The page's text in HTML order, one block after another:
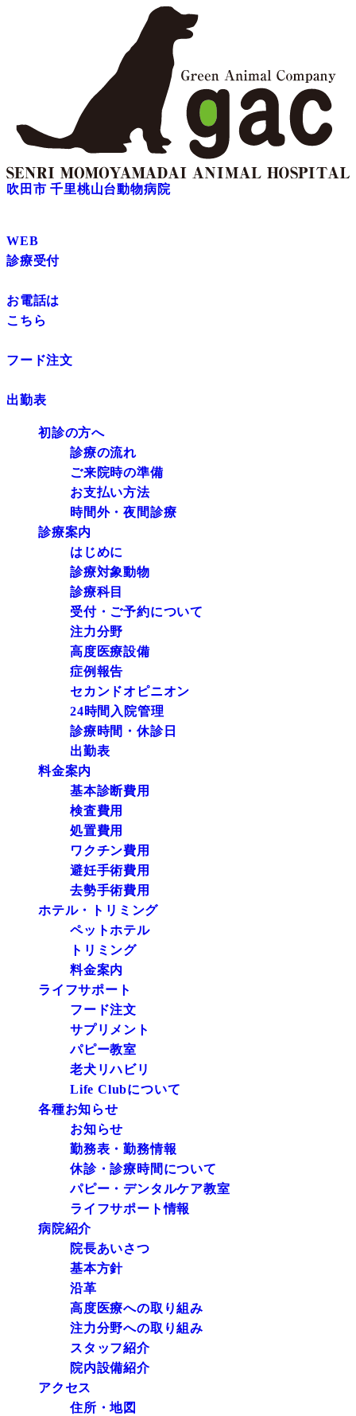
吹田市 千里桃山台動物病院
WEB
診療受付
お電話は
こちら
フード注文
出勤表
初診の方へ
診療の流れ
ご来院時の準備
お支払い方法
時間外・夜間診療
診療案内
はじめに
診療対象動物
診療科目
受付・ご予約について
注力分野
高度医療設備
症例報告
セカンドオピニオン
24時間入院管理
診療時間・休診日
出勤表
料金案内
基本診断費用
検査費用
処置費用
ワクチン費用
避妊手術費用
去勢手術費用
ホテル・トリミング
ペットホテル
トリミング
料金案内
ライフサポート
フード注文
サプリメント
パピー教室
老犬リハビリ
Life Clubについて
各種お知らせ
お知らせ
勤務表・勤務情報
休診・診療時間について
パピー・デンタルケア教室
ライフサポート情報
病院紹介
院長あいさつ
基本方針
沿革
高度医療への取り組み
注力分野への取り組み
スタッフ紹介
院内設備紹介
アクセス
住所・地図